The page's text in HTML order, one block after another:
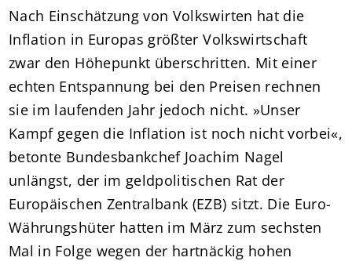
Nach Einschätzung von Volkswirten hat die
Inflation in Europas größter Volkswirtschaft
zwar den Höhepunkt überschritten. Mit einer
echten Entspannung bei den Preisen rechnen
sie im laufenden Jahr jedoch nicht. »Unser
Kampf gegen die Inflation ist noch nicht vorbei«,
betonte Bundesbankchef Joachim Nagel
unlängst, der im geldpolitischen Rat der
Europäischen Zentralbank (EZB) sitzt. Die Euro-
Währungshüter hatten im März zum sechsten
Mal in Folge wegen der hartnäckig hohen